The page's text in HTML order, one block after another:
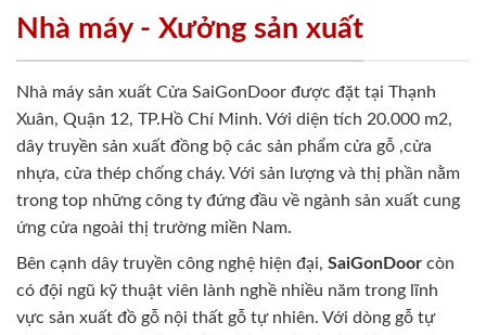
Nhà máy - Xưởng sản xuất
Nhà máy sản xuất Cửa SaiGonDoor được đặt tại Thạnh
Xuân, Quận 12, TP.Hồ Chí Minh. Với diện tích 20.000 m2,
dây truyền sản xuất đồng bộ các sản phẩm cửa gỗ ,cửa
nhựa, cửa thép chống cháy. Với sản lượng và thị phần nằm
trong top những công ty đứng đầu về ngành sản xuất cung
ứng cửa ngoài thị trường miền Nam.
Bên cạnh dây truyền công nghệ hiện đại, SaiGonDoor còn
có đội ngũ kỹ thuật viên lành nghề nhiều năm trong lĩnh
vực sản xuất đồ gỗ nội thất gỗ tự nhiên. Với dòng gỗ tự